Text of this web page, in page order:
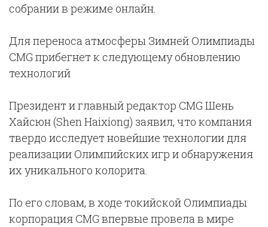
собрании в режиме онлайн.
Для переноса атмосферы Зимней Олимпиады
CMG прибегнет к следующему обновлению
технологий
Президент и главный редактор CMG Шень
Хайсюн (Shen Haixiong) заявил, что компания
твердо исследует новейшие технологии для
реализации Олимпийских игр и обнаружения
их уникального колорита.
По его словам, в ходе токийской Олимпиады
корпорация CMG впервые провела в мире